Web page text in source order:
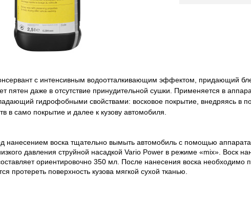
с интенсивным водоотталкивающим эффектом, придающий
пятен даже в отсутствие принудительной сушки. Применяется в
гидрофобными свойствами: восковое покрытие, внедряясь в
в само покрытие и далее к кузову автомобиля.
нанесением воска тщательно вымыть автомобиль с помощью
давления струйной насадкой Vario Power в режиме «mix». Воск
ориентировочно 350 мл. После нанесения воска
протереть поверхность кузова мягкой сухой тканью.